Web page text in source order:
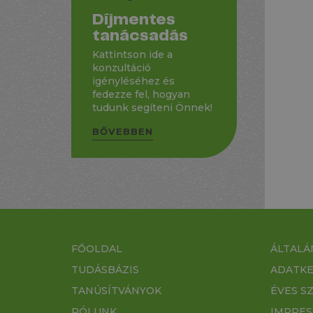
Díjmentes
tanácsadás
Kattintson ide a
konzultáció
igényléséhez és
fedezze fel, hogyan
tudunk segíteni Önnek!
BŐVEBBEN
FŐOLDAL
TUDÁSBÁZIS
TANÚSÍTVÁNYOK
ÉVES